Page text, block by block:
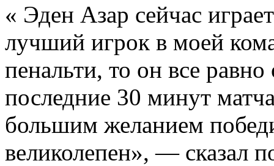
« Эден Азар сейчас
лучший игрок в моей
пенальти, то он все
последние 30 минут
большим желанием
великолепен», — сказал